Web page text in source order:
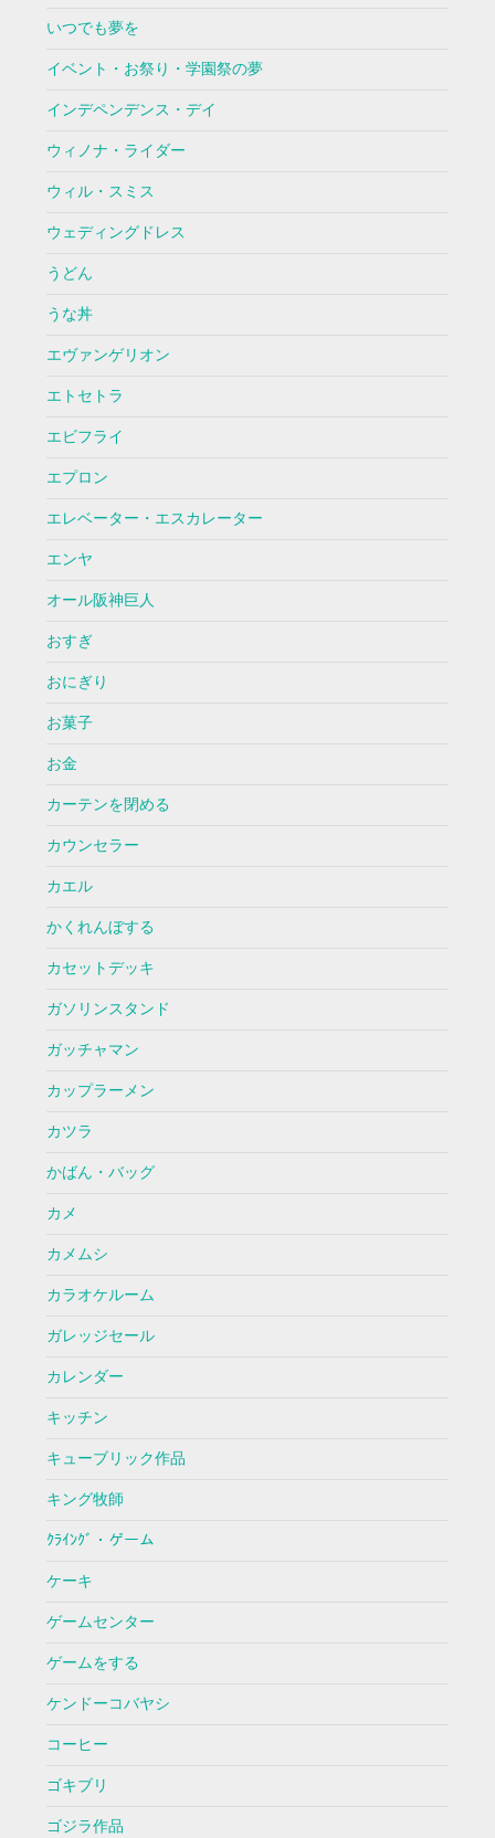
いつでも夢を
イベント・お祭り・学園祭の夢
インデペンデンス・デイ
ウィノナ・ライダー
ウィル・スミス
ウェディングドレス
うどん
うな丼
エヴァンゲリオン
エトセトラ
エビフライ
エプロン
エレベーター・エスカレーター
エンヤ
オール阪神巨人
おすぎ
おにぎり
お菓子
お金
カーテンを閉める
カウンセラー
カエル
かくれんぼする
カセットデッキ
ガソリンスタンド
ガッチャマン
カップラーメン
カツラ
かばん・バッグ
カメ
カメムシ
カラオケルーム
ガレッジセール
カレンダー
キッチン
キューブリック作品
キング牧師
ｸﾗｲﾝｸﾞ・ゲーム
ケーキ
ゲームセンター
ゲームをする
ケンドーコバヤシ
コーヒー
ゴキブリ
ゴジラ作品